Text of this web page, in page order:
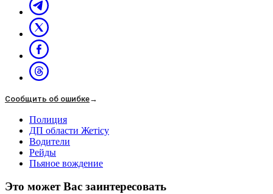
Сообщить об ошибке→
Полиция
ДП области Жетісу
Водители
Рейды
Пьяное вождение
Это может Вас заинтересовать